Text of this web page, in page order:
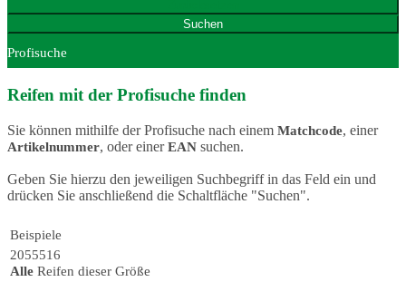
Suchen
Profisuche
Reifen mit der Profisuche finden
Sie können mithilfe der Profisuche nach einem Matchcode, einer
Artikelnummer, oder einerEAN suchen.
Geben Sie hierzu den jeweiligen Suchbegriff in das Feld ein und
drücken Sie anschließend die Schaltfläche "Suchen".
Beispiele
2055516
Alle Reifen dieser Größe